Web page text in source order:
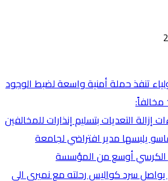
تنفذ حملة أمنية واسعة لضبط الوجود
إزالة التعديات بتسليم إنذارات للمخالفين
يلبسها ​مدير افتراضي لجامعة
الكرسي أوسع من المؤسسة
يواصل سرد كواليس رحلته مع نميري الى